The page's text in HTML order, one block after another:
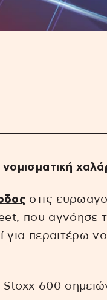
νομισματική
στις
που αγνόησε
για περαιτέρω
600